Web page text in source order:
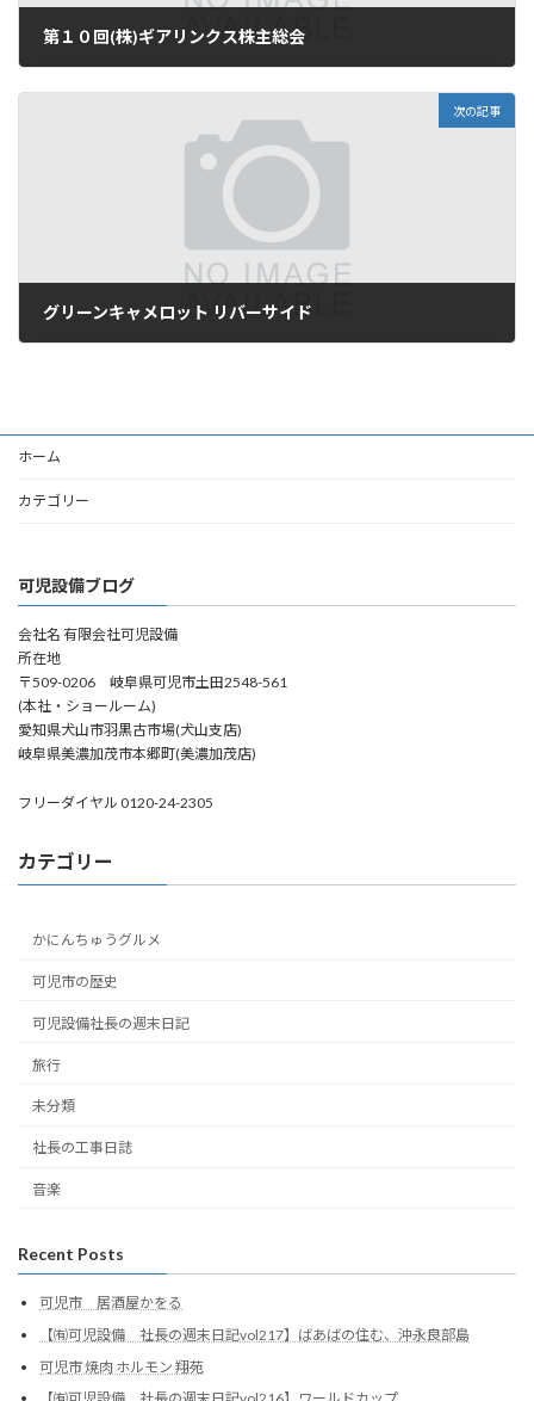
第１０回(株)ギアリンクス株主総会
次の記事
グリーンキャメロット リバーサイド
ホーム
カテゴリー
可児設備ブログ
会社名 有限会社可児設備
所在地
〒509-0206 岐阜県可児市土田2548-561
(本社・ショールーム)
愛知県犬山市羽黒古市場(犬山支店)
岐阜県美濃加茂市本郷町(美濃加茂店)
フリーダイヤル 0120-24-2305
カテゴリー
かにんちゅうグルメ
可児市の歴史
可児設備社長の週末日記
旅行
未分類
社長の工事日誌
音楽
Recent Posts
可児市 居酒屋かをる
【㈲可児設備 社長の週末日記vol217】ばあばの住む、沖永良部島
可児市 焼肉 ホルモン 翔苑